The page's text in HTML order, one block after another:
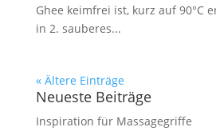
Ghee keimfrei ist, kurz auf 90°C
in 2. sauberes...
« Ältere Einträge
Neueste Beiträge
Inspiration für Massagegriffe